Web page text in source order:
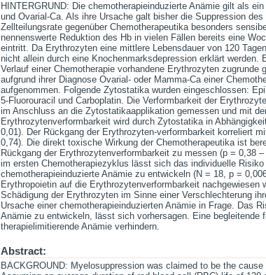
HINTERGRUND: Die chemotherapieinduzierte Anämie gilt als
und Ovarial-Ca. Als ihre Ursache galt bisher die Suppression
Zellteilungsrate gegenüber Chemotherapeutika besonders
nennenswerte Reduktion des Hb in vielen Fällen bereits eine
eintritt. Da Erythrozyten eine mittlere Lebensdauer von 120
nicht allein durch eine Knochenmarksdepression erklärt werden.
Verlauf einer Chemotherapie vorhandene Erythrozyten
aufgrund ihrer Diagnose Ovarial- oder Mamma-Ca einer
aufgenommen. Folgende Zytostatika wurden eingeschlossen:
5-Fluorouracil und Carboplatin. Die Verformbarkeit der
im Anschluss an die Zytostatikaapplikation gemessen und mit
Erythrozytenverformbarkeit wird durch Zytostatika in
0,01). Der Rückgang der Erythrozyten-verformbarkeit korreliert
0,74). Die direkt toxische Wirkung der Chemotherapeutika ist
Rückgang der Erythrozytenverformbarkeit zu messen (p = 0,38
im ersten Chemotherapiezyklus lässt sich das individuelle
chemotherapieinduzierte Anämie zu entwickeln (N = 18, p =
Erythropoietin auf die Erythrozytenverformbarkeit nachgewiesen
Schädigung der Erythrozyten im Sinne einer Verschlechterung
Ursache einer chemotherapieinduzierten Anämie in Frage. Das
Anämie zu entwickeln, lässt sich vorhersagen. Eine begleitende
therapielimitierende Anämie verhindern.
Abstract:
BACKGROUND: Myelosuppression was claimed to be the